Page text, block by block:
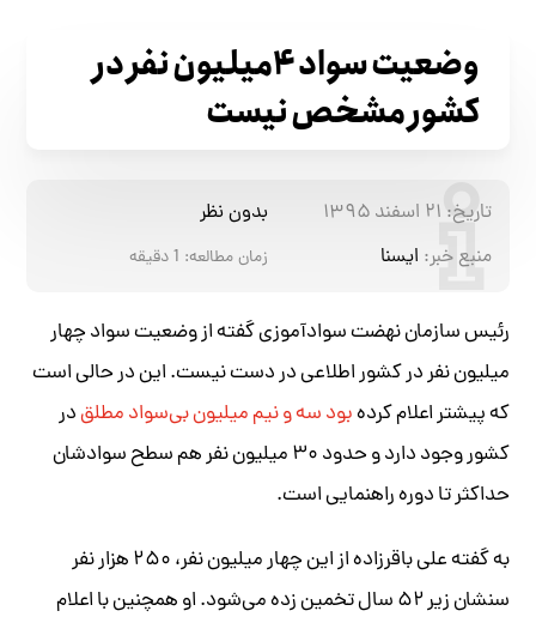
وضعیت سواد ۴میلیون نفر در
کشور مشخص نیست
تاریخ: ۲۱ اسفند ۱۳۹۵
بدون نظر
منبع خبر: ایسنا زمان مطالعه: 1دقیقه
رئیس سازمان نهضت سوادآموزی گفته از وضعیت سواد چهار
میلیون نفر در کشور اطلاعی در دست نیست. این در حالی است
که پیشتر اعلام کردهبود سه و نیم میلیون بی‌سواد مطلقدر
کشور وجود دارد و حدود ۳۰ میلیون نفر هم سطح سوادشان
حداکثر تا دوره راهنمایی است.
به گفته علی باقرزاده ﺍﺯ ﺍﯾﻦ ﭼﻬﺎﺭ ﻣﯿﻠﯿﻮﻥ ﻧﻔﺮ، ۲۵۰ ﻫﺰﺍﺭ ﻧﻔﺮ
ﺳﻨ‌‌‌‌ﺸﺎﻥ ﺯﯾﺮ ۵۲ سال ﺗﺨﻤﯿﻦ ﺯﺩﻩ می‌شود. او همچنین با اعلام